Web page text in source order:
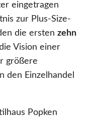
eingetragen
zur Plus-Size-
die ersten zehn
Vision einer
größere
den Einzelhandel
Popken